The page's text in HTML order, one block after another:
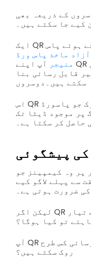
کے ذریعہ بھی
کیے جا سکتے ہیں۔
ایک QR کوڈ جنریٹر استعمال کرتے ہوئے پاس
آزاد ماخذ پاس ورڈ
منیجر آپ اپنے QR کوڈ انوینٹری ٹیگز میں
قابل رسائی بنا
سکتے ہیں۔ دوسروں
اس QR کوڈ کے ساتھ، صرف وہ کلرک جو پاسورڈ
پر موجود ڈیٹا تک
حاصل کر سکتا ہے۔
پیشگوئی
پر وہ کیمپینز جو
سے پہلے لاگو کیے
ضرورت ہوتی ہے۔
لیکن اگر QR کوڈ مواد پبلک کرنے کے لیے تیار
تو کیا ہوگا؟
آپ QR کوڈ پر موجود معلومات تک رسائی کس طرح
روک سکتے ہیں؟